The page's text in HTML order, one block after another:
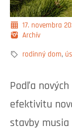
17. novembra
Archív
rodinný dom,
Podľa
efektivitu
stavby